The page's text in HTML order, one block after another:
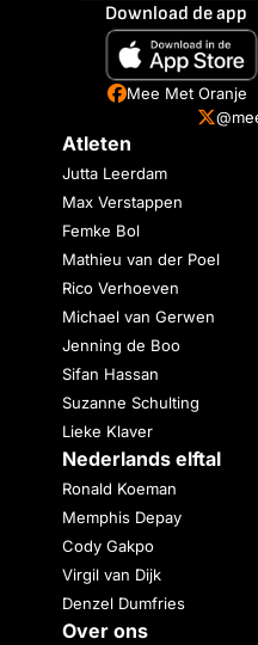
Download de app
Mee Met Oranje
Atleten
Jutta Leerdam
Max Verstappen
Femke Bol
Mathieu van der Poel
Rico Verhoeven
Michael van Gerwen
Jenning de Boo
Sifan Hassan
Suzanne Schulting
Lieke Klaver
Nederlands elftal
Ronald Koeman
Memphis Depay
Cody Gakpo
Virgil van Dijk
Denzel Dumfries
Over ons